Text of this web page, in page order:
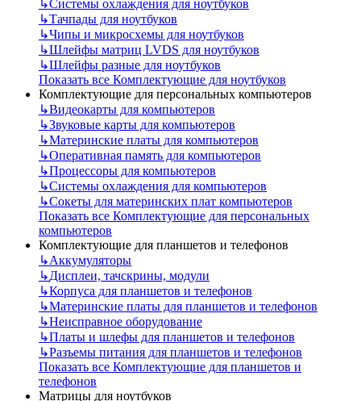
↳Системы охлаждения для ноутбуков
↳Тачпады для ноутбуков
↳Чипы и микросхемы для ноутбуков
↳Шлейфы матриц LVDS для ноутбуков
↳Шлейфы разные для ноутбуков
Показать все Комплектующие для ноутбуков
Комплектующие для персональных компьютеров
↳Видеокарты для компьютеров
↳Звуковые карты для компьютеров
↳Материнские платы для компьютеров
↳Оперативная память для компьютеров
↳Процессоры для компьютеров
↳Системы охлаждения для компьютеров
↳Сокеты для материнских плат компьютеров
Показать все Комплектующие для персональных
компьютеров
Комплектующие для планшетов и телефонов
↳Аккумуляторы
↳Дисплеи, тачскрины, модули
↳Корпуса для планшетов и телефонов
↳Материнские платы для планшетов и телефонов
↳Неисправное оборудование
↳Платы и шлефы для планшетов и телефонов
↳Разъемы питания для планшетов и телефонов
Показать все Комплектующие для планшетов и
телефонов
Матрицы для ноутбуков